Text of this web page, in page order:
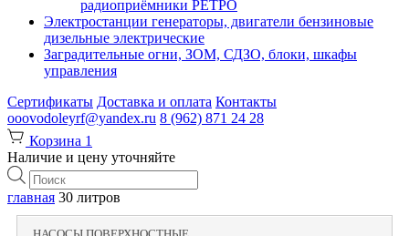
радиоприёмники РЕТРО
Электростанции генераторы, двигатели бензиновые
дизельные электрические
Заградительные огни, ЗОМ, СДЗО, блоки, шкафы
управления
Сертификаты Доставка и оплата Контакты
ooovodoleyrf@yandex.ru 8 (962) 871 24 28
Корзина 1
Наличие и цену уточняйте
Поиск
товаров
главная 30 литров